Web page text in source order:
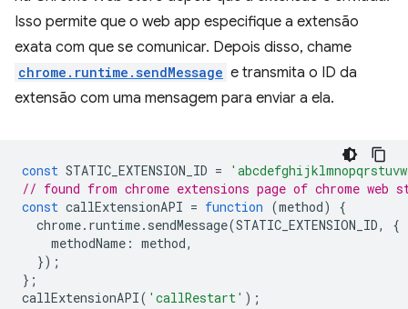
Isso permite que o web app especifique a extensão
exata com que se comunicar. Depois disso, chame
chrome.runtime.sendMessage ⁠⁠ e transmita o ID da
extensão com uma mensagem para enviar a ela.
const STATIC_EXTENSION_ID =
// found from chrome extensions page of chrome web
const callExtensionAPI = function (method)
{
chrome. runtime. sendMessage(STATIC_EXTENSION_ID,
{
methodName : method,
});
};
callExtensionAPI( 'callRestart' );